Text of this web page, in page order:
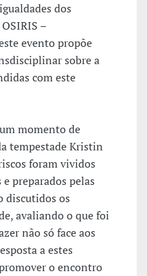
dos
–
evento propõe
sobre a
com este
momento de
tempestade Kristin
foram vividos
preparados pelas
discutidos os
avaliando o que foi
não só face aos
a estes
o encontro